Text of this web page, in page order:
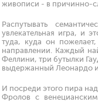
живописи - в причинно-
Распутывать
увлекательная игра, и
туда, куда он
направлении. Каждый
Феллини, три бутылки
выдержанный Леонардо
И посреди этого пира
Фролов с